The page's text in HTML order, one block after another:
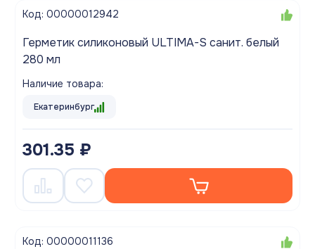
Код: 00000012942
Герметик силиконовый ULTIMA-S санит. белый
280 мл
Наличие товара:
Екатеринбург
301.35 ₽
Код: 00000011136